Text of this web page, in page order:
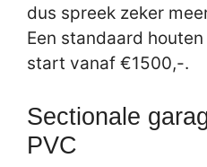
dus spreek zeker
Een standaard
start vanaf €1500,-.
Sectionale
PVC